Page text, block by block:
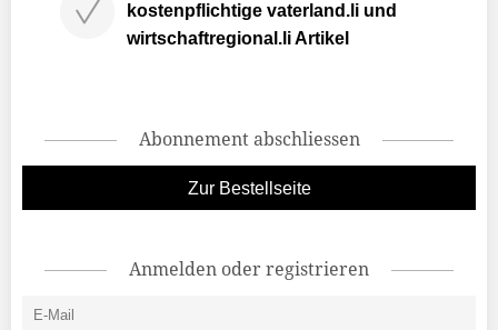
kostenpflichtige vaterland.li und
wirtschaftregional.li Artikel
Abonnement abschliessen
Zur Bestellseite
Anmelden oder registrieren